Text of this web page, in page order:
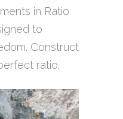
in Ratio
to
Construct
ratio.